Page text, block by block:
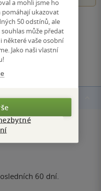
60 dní.
a mohli jsme ho
pomáhají ukazovat
50 odstínů, ale
souhlas může předat
vaše osobní
Jako naši vlastní